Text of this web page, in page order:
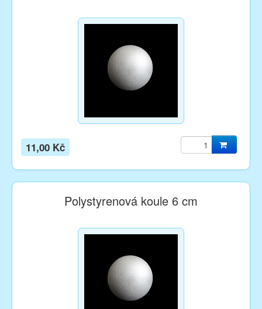
11,00 Kč
Polystyrenová koule 6 cm